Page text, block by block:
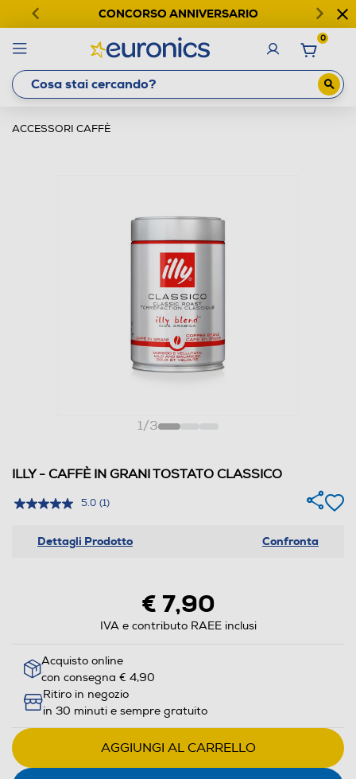
CONCORSO ANNIVERSARIO
0
ACCESSORI CAFFÈ
1/3
ILLY - CAFFÈ IN GRANI TOSTATO CLASSICO
5.0 (1)
Dettagli Prodotto Confronta
€ 7,90
IVA e contributo RAEE inclusi
Acquisto online
con consegna € 4,90
Ritiro in negozio
in 30 minuti e sempre gratuito
AGGIUNGI AL CARRELLO